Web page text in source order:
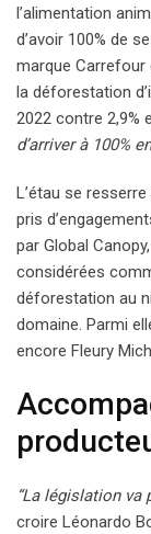
l’alimentation
d’avoir 100% de
marque Carrefour
la déforestation
2022 contre 2,9%
d’arriver à 100%
L’étau se
pris
par Global
considérées
déforestation au
domaine. Parmi
encore Fleury
“La législation va
croire Léonardo